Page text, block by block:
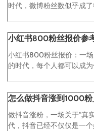
时代，微博粉丝数似乎成
小红书800粉丝报价参
小红书800粉丝报价：一
的时代，每个人都可以成
怎么做抖音涨到1000
做抖音涨粉，一场关于“真
代，抖音已经不仅仅是一